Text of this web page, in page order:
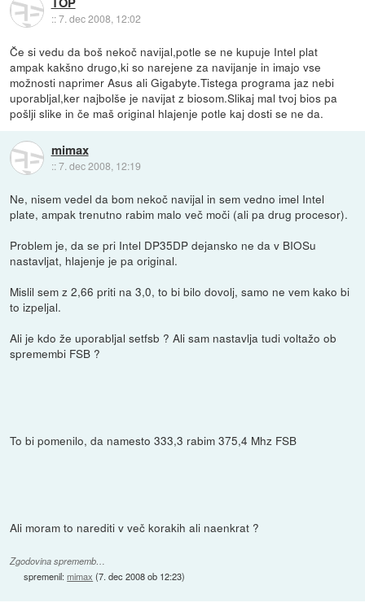
::7. dec 2008, 12:02
Če si vedu da boš nekoč navijal,potle se ne kupuje Intel plat
ampak kakšno drugo,ki so narejene za navijanje in imajo vse
možnosti naprimer Asus ali Gigabyte.Tistega programa jaz nebi
uporabljal,ker najbolše je navijat z biosom.Slikaj mal tvoj bios pa
pošlji slike in če maš original hlajenje potle kaj dosti se ne da.
mimax
::7. dec 2008, 12:19
Ne, nisem vedel da bom nekoč navijal in sem vedno imel Intel
plate, ampak trenutno rabim malo več moči (ali pa drug procesor).
Problem je, da se pri Intel DP35DP dejansko ne da v BIOSu
nastavljat, hlajenje je pa original.
Mislil sem z 2,66 priti na 3,0, to bi bilo dovolj, samo ne vem kako bi
to izpeljal.
Ali je kdo že uporabljal setfsb ? Ali sam nastavlja tudi voltažo ob
spremembi FSB ?
To bi pomenilo, da namesto 333,3 rabim 375,4 Mhz FSB
Ali moram to narediti v več korakih ali naenkrat ?
Zgodovina sprememb…
spremenil:mimax (7. dec 2008 ob 12:23)